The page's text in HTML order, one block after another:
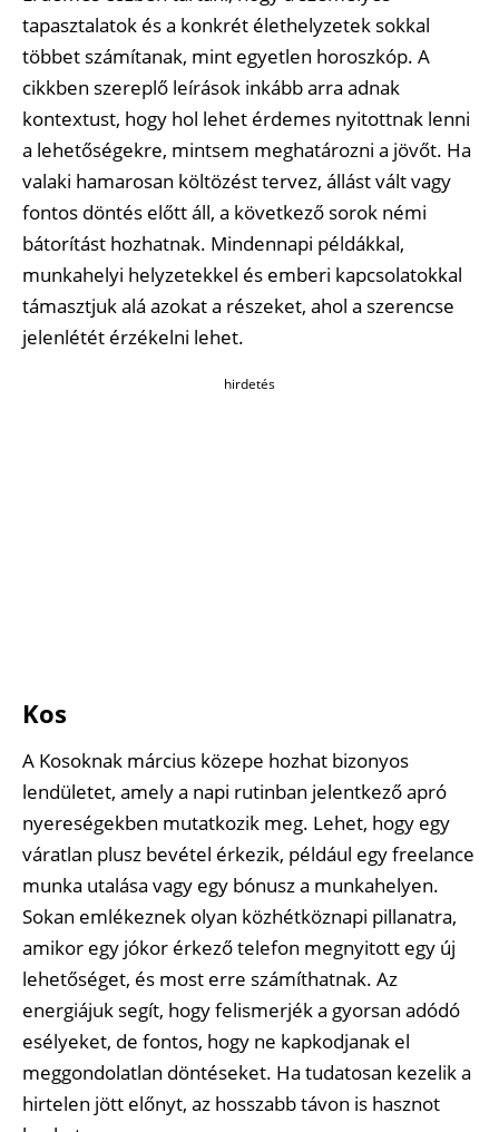
tapasztalatok és a konkrét élethelyzetek sokkal
többet számítanak, mint egyetlen horoszkóp. A
cikkben szereplő leírások inkább arra adnak
kontextust, hogy hol lehet érdemes nyitottnak lenni
a lehetőségekre, mintsem meghatározni a jövőt. Ha
valaki hamarosan költözést tervez, állást vált vagy
fontos döntés előtt áll, a következő sorok némi
bátorítást hozhatnak. Mindennapi példákkal,
munkahelyi helyzetekkel és emberi kapcsolatokkal
támasztjuk alá azokat a részeket, ahol a szerencse
jelenlétét érzékelni lehet.
hirdetés
Kos
A Kosoknak március közepe hozhat bizonyos
lendületet, amely a napi rutinban jelentkező apró
nyereségekben mutatkozik meg. Lehet, hogy egy
váratlan plusz bevétel érkezik, például egy freelance
munka utalása vagy egy bónusz a munkahelyen.
Sokan emlékeznek olyan közhétköznapi pillanatra,
amikor egy jókor érkező telefon megnyitott egy új
lehetőséget, és most erre számíthatnak. Az
energiájuk segít, hogy felismerjék a gyorsan adódó
esélyeket, de fontos, hogy ne kapkodjanak el
meggondolatlan döntéseket. Ha tudatosan kezelik a
hirtelen jött előnyt, az hosszabb távon is hasznot